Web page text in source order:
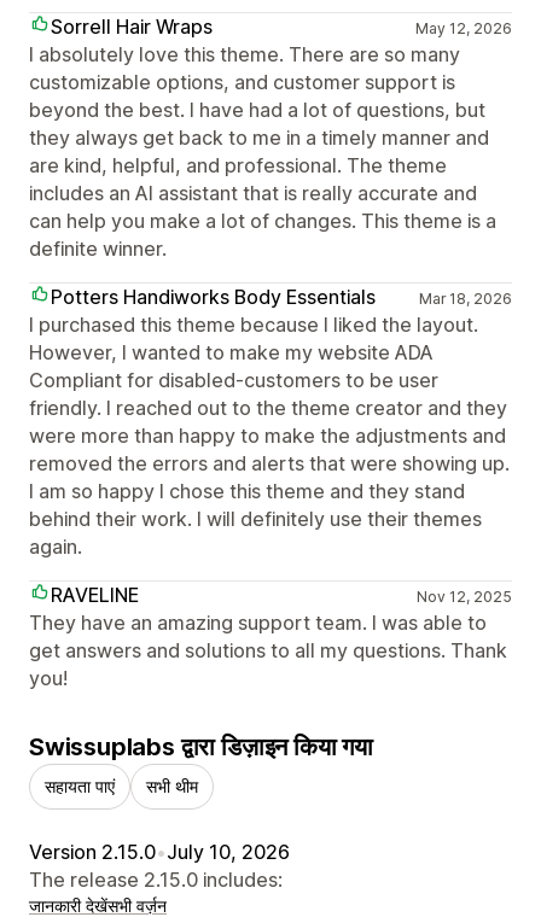
Sorrell Hair Wraps May 12, 2026
I absolutely love this theme. There are so many
customizable options, and customer support is
beyond the best. I have had a lot of questions, but
they always get back to me in a timely manner and
are kind, helpful, and professional. The theme
includes an AI assistant that is really accurate and
can help you make a lot of changes. This theme is a
definite winner.
Potters Handiworks Body Essentials
Mar 18, 2026
I purchased this theme because I liked the layout.
However, I wanted to make my website ADA
Compliant for disabled-customers to be user
friendly. I reached out to the theme creator and they
were more than happy to make the adjustments and
removed the errors and alerts that were showing up.
I am so happy I chose this theme and they stand
behind their work. I will definitely use their themes
again.
RAVELINE
Nov 12, 2025
They have an amazing support team. I was able to
get answers and solutions to all my questions. Thank
you!
Swissuplabs द्वारा डिज़ाइन किया गया
सहायता पाएं सभी थीम
Version 2.15.0•July 10, 2026
The release 2.15.0 includes:
जानकारी देखेंसभी वर्ज़न